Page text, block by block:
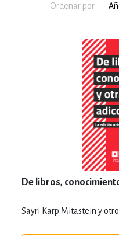
Ordenar por
De libros,
Sayri Karp Mitastein y